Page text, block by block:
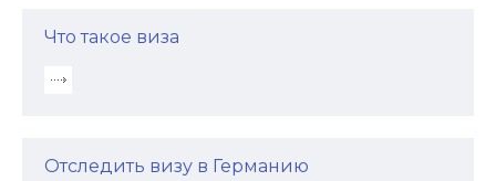
Что такое виза
Отследить визу в Германию